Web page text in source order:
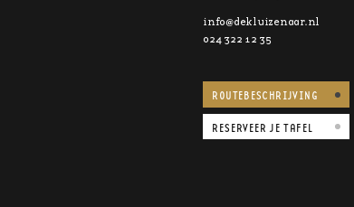
info@dekluizenaar.nl
024 322 12 35
ROUTEBESCHRIJVING
RESERVEER JE TAFEL